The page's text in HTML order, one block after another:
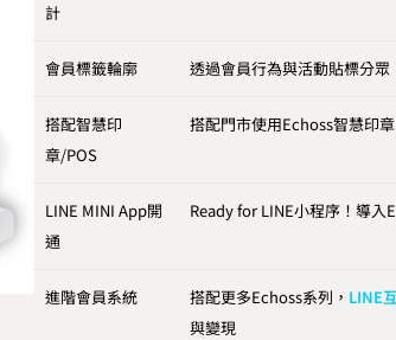
計
會員標籤輪廓 透過會員行為與活動貼標分
搭配智慧印
章/POS
搭配門市使用Echoss智慧印
LINE MINI App開
通
Ready for LINE小程序！導入
進階會員系統 搭配更多Echoss系列， LINE
與變現